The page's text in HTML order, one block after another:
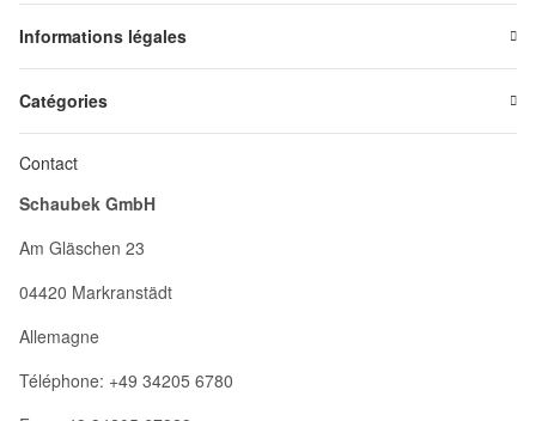
Informations légales
Catégories
Contact
Schaubek GmbH
Am Gläschen 23
04420 Markranstädt
Allemagne
Téléphone: +49 34205 6780